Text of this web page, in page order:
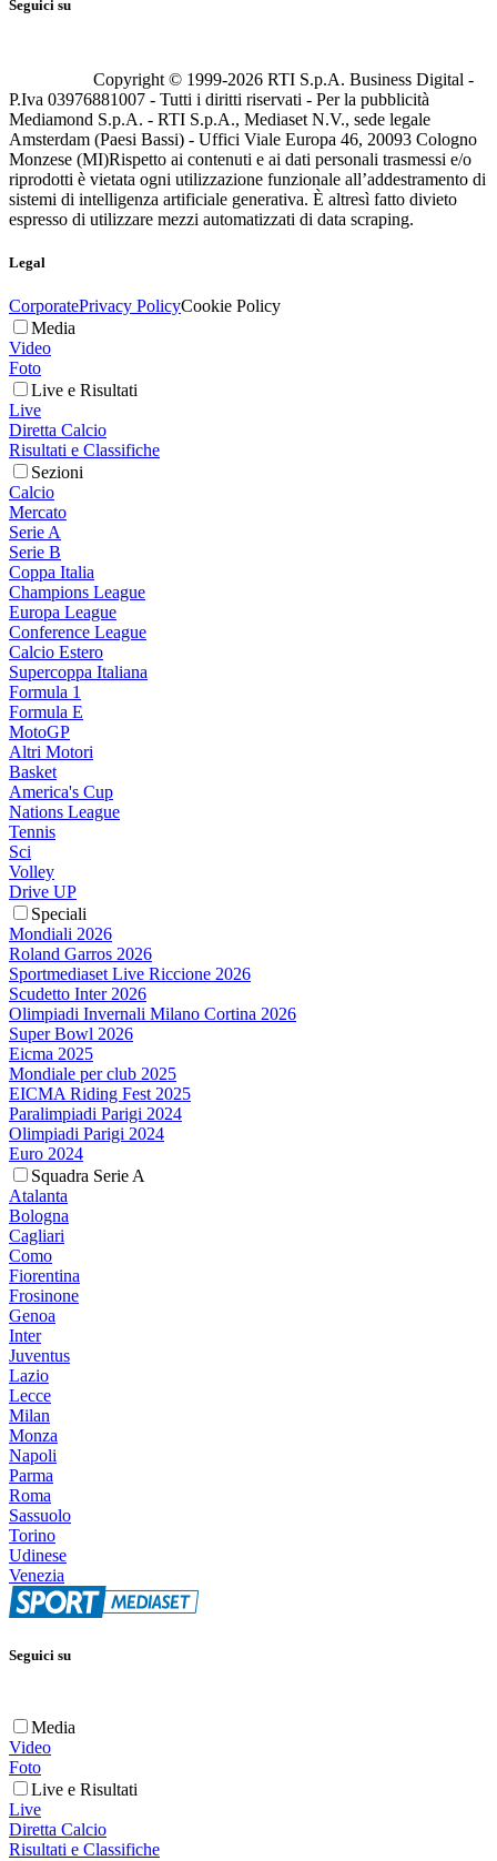
Seguici su
Copyright © 1999-2026 RTI S.p.A. Business Digital -
P.Iva 03976881007 - Tutti i diritti riservati - Per la pubblicità
Mediamond S.p.A. - RTI S.p.A., Mediaset N.V., sede legale
Amsterdam (Paesi Bassi) - Uffici Viale Europa 46, 20093 Cologno
Monzese (MI)Rispetto ai contenuti e ai dati personali trasmessi e/o
riprodotti è vietata ogni utilizzazione funzionale all’addestramento di
sistemi di intelligenza artificiale generativa. È altresì fatto divieto
espresso di utilizzare mezzi automatizzati di data scraping.
Legal
CorporatePrivacy PolicyCookie Policy
Media
Video
Foto
Live e Risultati
Live
Diretta Calcio
Risultati e Classifiche
Sezioni
Calcio
Mercato
Serie A
Serie B
Coppa Italia
Champions League
Europa League
Conference League
Calcio Estero
Supercoppa Italiana
Formula 1
Formula E
MotoGP
Altri Motori
Basket
America's Cup
Nations League
Tennis
Sci
Volley
Drive UP
Speciali
Mondiali 2026
Roland Garros 2026
Sportmediaset Live Riccione 2026
Scudetto Inter 2026
Olimpiadi Invernali Milano Cortina 2026
Super Bowl 2026
Eicma 2025
Mondiale per club 2025
EICMA Riding Fest 2025
Paralimpiadi Parigi 2024
Olimpiadi Parigi 2024
Euro 2024
Squadra Serie A
Atalanta
Bologna
Cagliari
Como
Fiorentina
Frosinone
Genoa
Inter
Juventus
Lazio
Lecce
Milan
Monza
Napoli
Parma
Roma
Sassuolo
Torino
Udinese
Venezia
Seguici su
Media
Video
Foto
Live e Risultati
Live
Diretta Calcio
Risultati e Classifiche